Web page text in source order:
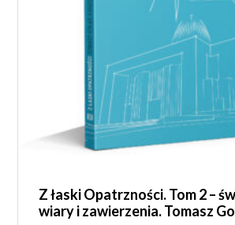
Z łaski Opatrzności. Tom 2 –
wiary i zawierzenia. Tomasz